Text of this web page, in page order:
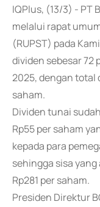
IQPlus, (13/3) - PT
melalui rapat
(RUPST) pada
dividen sebesar 72
2025, dengan total
saham.
Dividen tunai
Rp55 per saham
kepada para
sehingga sisa
Rp281 per saham.
Presiden Direktur